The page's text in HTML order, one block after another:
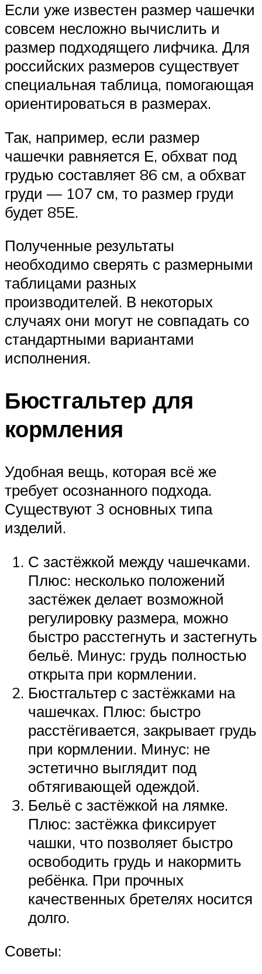
Если уже известен размер чашечки
совсем несложно вычислить и
размер подходящего лифчика. Для
российских размеров существует
специальная таблица, помогающая
ориентироваться в размерах.
Так, например, если размер
чашечки равняется Е, обхват под
грудью составляет 86 см, а обхват
груди — 107 см, то размер груди
будет 85Е.
Полученные результаты
необходимо сверять с размерными
таблицами разных
производителей. В некоторых
случаях они могут не совпадать со
стандартными вариантами
исполнения.
Бюстгальтер для
кормления
Удобная вещь, которая всё же
требует осознанного подхода.
Существуют 3 основных типа
изделий.
С застёжкой между чашечками.
Плюс: несколько положений
застёжек делает возможной
регулировку размера, можно
быстро расстегнуть и застегнуть
бельё. Минус: грудь полностью
открыта при кормлении.
Бюстгальтер с застёжками на
чашечках. Плюс: быстро
расстёгивается, закрывает грудь
при кормлении. Минус: не
эстетично выглядит под
обтягивающей одеждой.
Бельё с застёжкой на лямке.
Плюс: застёжка фиксирует
чашки, что позволяет быстро
освободить грудь и накормить
ребёнка. При прочных
качественных бретелях носится
долго.
Советы: